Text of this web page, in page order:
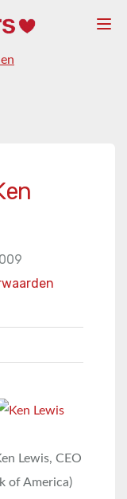
Lewis, CEO
of America)